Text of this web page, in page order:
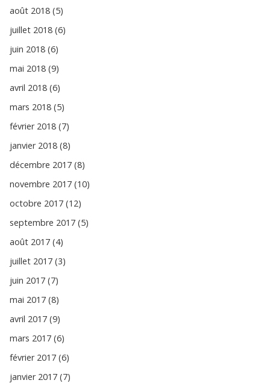
août 2018 (5)
juillet 2018 (6)
juin 2018 (6)
mai 2018 (9)
avril 2018 (6)
mars 2018 (5)
février 2018 (7)
janvier 2018 (8)
décembre 2017 (8)
novembre 2017 (10)
octobre 2017 (12)
septembre 2017 (5)
août 2017 (4)
juillet 2017 (3)
juin 2017 (7)
mai 2017 (8)
avril 2017 (9)
mars 2017 (6)
février 2017 (6)
janvier 2017 (7)